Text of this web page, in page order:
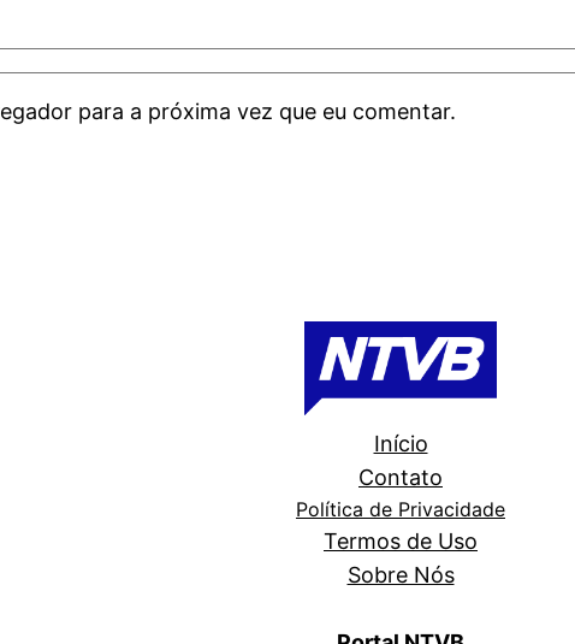
para a próxima vez que eu comentar.
Início
Contato
Política de Privacidade
Termos de Uso
Sobre Nós